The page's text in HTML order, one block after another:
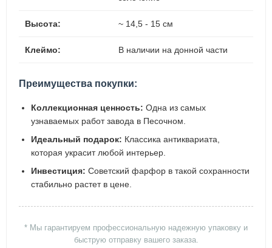
Высота: ~ 14,5 - 15 см
Клеймо: В наличии на донной части
Преимущества покупки:
Коллекционная ценность: Одна из самых
узнаваемых работ завода в Песочном.
Идеальный подарок: Классика антиквариата,
которая украсит любой интерьер.
Инвестиция: Советский фарфор в такой сохранности
стабильно растет в цене.
* Мы гарантируем профессиональную надежную упаковку и
быструю отправку вашего заказа.